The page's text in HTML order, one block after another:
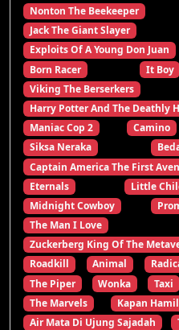
Nonton The Beekeeper
Jack The Giant Slayer
Exploits Of A Young Don Juan
Born Racer
It Boy
Viking The Berserkers
Harry Potter And The Deathly
Maniac Cop 2
Camino
Siksa Neraka
Captain America The First
Eternals
Little
Midnight Cowboy
The Man I Love
Zuckerberg King Of The
Roadkill
Animal
The Piper
Wonka Taxi
The Marvels
Kapan Hamil
Air Mata Di Ujung Sajadah